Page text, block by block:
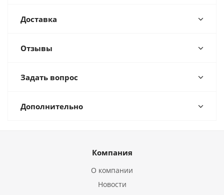
Доставка
Отзывы
Задать вопрос
Дополнительно
Компания
О компании
Новости